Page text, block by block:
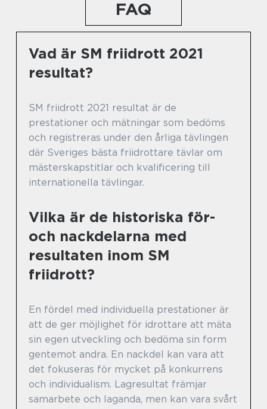
FAQ
Vad är SM friidrott 2021
resultat?
SM friidrott 2021 resultat är de
prestationer och mätningar som bedöms
och registreras under den årliga tävlingen
där Sveriges bästa friidrottare tävlar om
mästerskapstitlar och kvalificering till
internationella tävlingar.
Vilka är de historiska för-
och nackdelarna med
resultaten inom SM
friidrott?
En fördel med individuella prestationer är
att de ger möjlighet för idrottare att mäta
sin egen utveckling och bedöma sin form
gentemot andra. En nackdel kan vara att
det fokuseras för mycket på konkurrens
och individualism. Lagresultat främjar
samarbete och laganda, men kan vara svårt